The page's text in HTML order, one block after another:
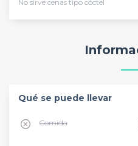
No sirve cenas tipo cóctel
Qué se puede llevar
Comida